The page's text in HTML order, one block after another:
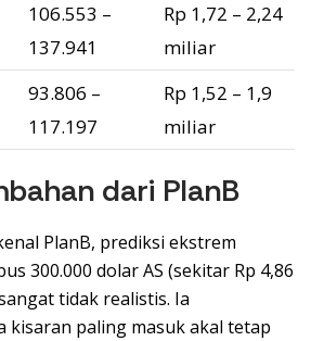
106.553 –
137.941
Rp 1,72 – 2,24
miliar
93.806 –
117.197
Rp 1,52 – 1,9
miliar
dari PlanB
PlanB, prediksi ekstrem
300.000 dolar AS (sekitar Rp 4,86
tidak realistis. Ia
kisaran paling masuk akal tetap